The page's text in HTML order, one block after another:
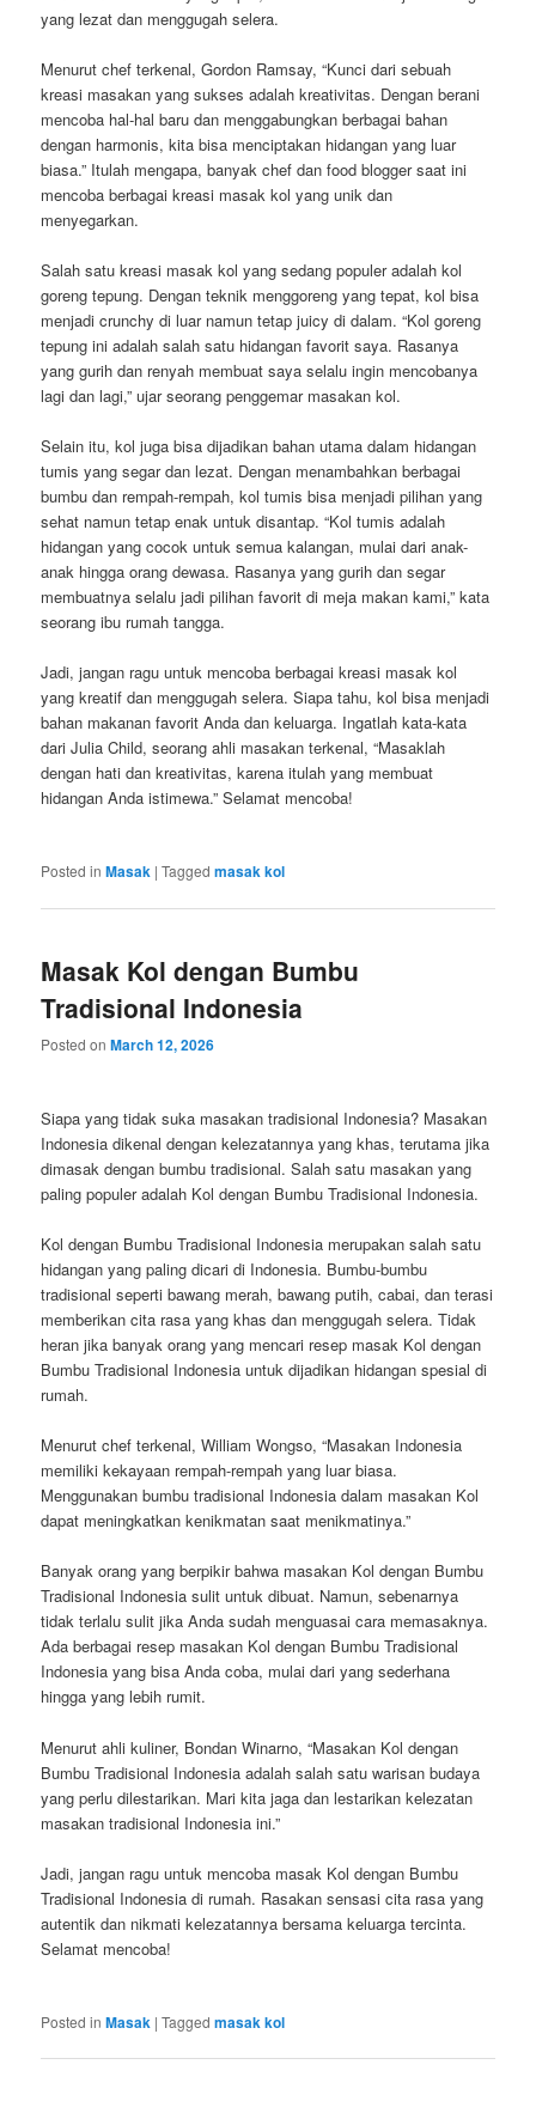
yang lezat dan menggugah selera.
Menurut chef terkenal, Gordon Ramsay, “Kunci dari sebuah
kreasi masakan yang sukses adalah kreativitas. Dengan berani
mencoba hal-hal baru dan menggabungkan berbagai bahan
dengan harmonis, kita bisa menciptakan hidangan yang luar
biasa.” Itulah mengapa, banyak chef dan food blogger saat ini
mencoba berbagai kreasi masak kol yang unik dan
menyegarkan.
Salah satu kreasi masak kol yang sedang populer adalah kol
goreng tepung. Dengan teknik menggoreng yang tepat, kol bisa
menjadi crunchy di luar namun tetap juicy di dalam. “Kol goreng
tepung ini adalah salah satu hidangan favorit saya. Rasanya
yang gurih dan renyah membuat saya selalu ingin mencobanya
lagi dan lagi,” ujar seorang penggemar masakan kol.
Selain itu, kol juga bisa dijadikan bahan utama dalam hidangan
tumis yang segar dan lezat. Dengan menambahkan berbagai
bumbu dan rempah-rempah, kol tumis bisa menjadi pilihan yang
sehat namun tetap enak untuk disantap. “Kol tumis adalah
hidangan yang cocok untuk semua kalangan, mulai dari anak-
anak hingga orang dewasa. Rasanya yang gurih dan segar
membuatnya selalu jadi pilihan favorit di meja makan kami,” kata
seorang ibu rumah tangga.
Jadi, jangan ragu untuk mencoba berbagai kreasi masak kol
yang kreatif dan menggugah selera. Siapa tahu, kol bisa menjadi
bahan makanan favorit Anda dan keluarga. Ingatlah kata-kata
dari Julia Child, seorang ahli masakan terkenal, “Masaklah
dengan hati dan kreativitas, karena itulah yang membuat
hidangan Anda istimewa.” Selamat mencoba!
Posted in Masak |Tagged masak kol
Masak Kol dengan Bumbu
Tradisional Indonesia
Posted onMarch 12, 2026
Siapa yang tidak suka masakan tradisional Indonesia? Masakan
Indonesia dikenal dengan kelezatannya yang khas, terutama jika
dimasak dengan bumbu tradisional. Salah satu masakan yang
paling populer adalah Kol dengan Bumbu Tradisional Indonesia.
Kol dengan Bumbu Tradisional Indonesia merupakan salah satu
hidangan yang paling dicari di Indonesia. Bumbu-bumbu
tradisional seperti bawang merah, bawang putih, cabai, dan terasi
memberikan cita rasa yang khas dan menggugah selera. Tidak
heran jika banyak orang yang mencari resep masak Kol dengan
Bumbu Tradisional Indonesia untuk dijadikan hidangan spesial di
rumah.
Menurut chef terkenal, William Wongso, “Masakan Indonesia
memiliki kekayaan rempah-rempah yang luar biasa.
Menggunakan bumbu tradisional Indonesia dalam masakan Kol
dapat meningkatkan kenikmatan saat menikmatinya.”
Banyak orang yang berpikir bahwa masakan Kol dengan Bumbu
Tradisional Indonesia sulit untuk dibuat. Namun, sebenarnya
tidak terlalu sulit jika Anda sudah menguasai cara memasaknya.
Ada berbagai resep masakan Kol dengan Bumbu Tradisional
Indonesia yang bisa Anda coba, mulai dari yang sederhana
hingga yang lebih rumit.
Menurut ahli kuliner, Bondan Winarno, “Masakan Kol dengan
Bumbu Tradisional Indonesia adalah salah satu warisan budaya
yang perlu dilestarikan. Mari kita jaga dan lestarikan kelezatan
masakan tradisional Indonesia ini.”
Jadi, jangan ragu untuk mencoba masak Kol dengan Bumbu
Tradisional Indonesia di rumah. Rasakan sensasi cita rasa yang
autentik dan nikmati kelezatannya bersama keluarga tercinta.
Selamat mencoba!
Posted in Masak |Tagged masak kol